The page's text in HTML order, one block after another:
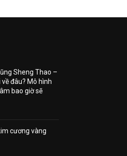
Sheng Thao –
về đâu? Mô hình
bao giờ sẽ
cương vàng